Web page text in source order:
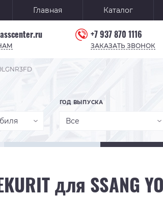
Главная Каталог
+7 937 870 1116
ЗАКАЗАТЬ ЗВОНОК
ГОД ВЫПУСКА
Все
для SSANG